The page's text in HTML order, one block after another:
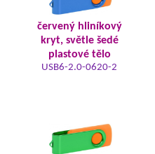
červený hliníkový
kryt, světle šedé
plastové tělo
USB6-2.0-0620-2